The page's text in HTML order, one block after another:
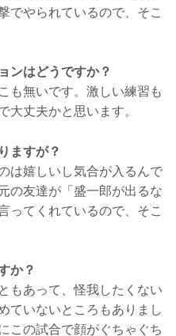
でやられているので、そこ
ンはどうですか？
も無いです。激しい練習も
大丈夫かと思います。
ますが？
は嬉しいし気合が入るんで
の友達が「盛一郎が出るな
ってくれているので、そこ
か？
もあって、怪我したくない
ていないところもありまし
この試合で顔がぐちゃぐち